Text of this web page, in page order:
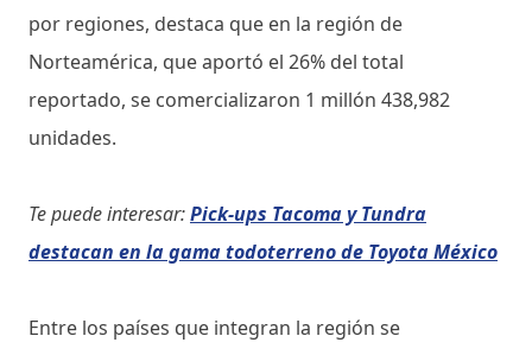
por regiones, destaca que en la región de
Norteamérica, que aportó el 26% del total
reportado, se comercializaron 1 millón 438,982
unidades.
Te puede interesar:Pick-ups Tacoma y Tundra
destacan en la gama todoterreno de Toyota México
Entre los países que integran la región se